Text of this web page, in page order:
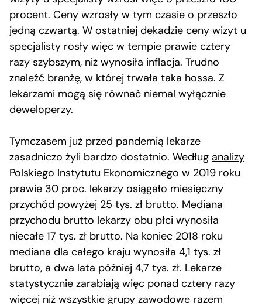
procent. Ceny wzrosły w tym czasie o przeszło
jedną czwartą. W ostatniej dekadzie ceny wizyt u
specjalisty rosły więc w tempie prawie cztery
razy szybszym, niż wynosiła inflacja. Trudno
znaleźć branżę, w której trwała taka hossa. Z
lekarzami mogą się równać niemal wyłącznie
deweloperzy.
Tymczasem już przed pandemią lekarze
zasadniczo żyli bardzo dostatnio. Według analizy
Polskiego Instytutu Ekonomicznego w 2019 roku
prawie 30 proc. lekarzy osiągało miesięczny
przychód powyżej 25 tys. zł brutto. Mediana
przychodu brutto lekarzy obu płci wynosiła
niecałe 17 tys. zł brutto. Na koniec 2018 roku
mediana dla całego kraju wynosiła 4,1 tys. zł
brutto, a dwa lata później 4,7 tys. zł. Lekarze
statystycznie zarabiają więc ponad cztery razy
więcej niż wszystkie grupy zawodowe razem